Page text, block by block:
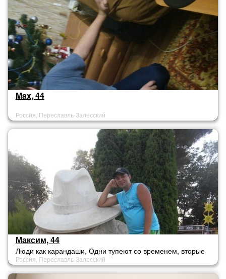
Max, 44
Россия, Переславль-Залесский
Максим, 44
Люди как карандаши, Одни тупеют со временем, вторые
ломаются, а третьи затачиваются и идут к своей цели
напролом
Россия, Переславль-Залесский